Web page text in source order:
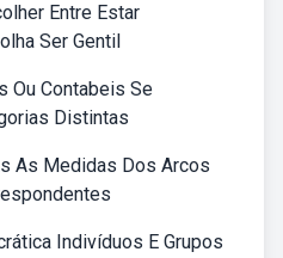
Entre Estar
Ser Gentil
Ou Contabeis Se
Distintas
As Medidas Dos Arcos
Indivíduos E Grupos